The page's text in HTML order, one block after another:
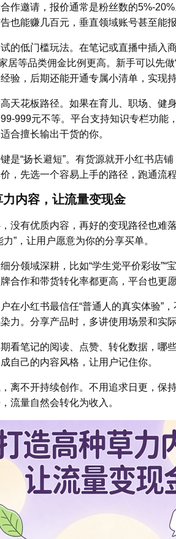
作邀请，报价通常是粉丝数的5%-
也能赚几百元，垂直领域账号甚至能报
的低门槛玩法。在笔记或直播中插入
居等品类佣金比例更高。新手可以先
验，后期还能开通专属小清单，实现持
天花板路径。如果在育儿、职场、健
999元不等。平台支持知识专栏功能
合擅长输出干货的你。
是“扬长避短”。有货源就开小红书店
，先选一个容易上手的路径，跑通流程
内容，让流量变现金
没有优质内容，再好的变现路径也难
”，让用户愿意为你的分享买单。
分领域深耕，比如“学生党平价彩妆”“
合作和带货转化率都更高，平台也更
在小红书最信任“普通人的真实体验”
力。分享产品时，多讲使用场景和实际
看笔记的阅读、点赞、转化数据，哪
自己的内容风格，让用户记住你。
离不开持续创作。不用追求日更，保
流量自然会转化为收入。